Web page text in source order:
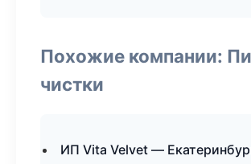
Похожие компании:
чистки
ИП Vita Velvet —